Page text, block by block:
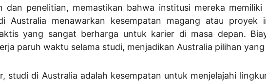
dan penelitian, memastikan bahwa institusi mereka
menawarkan kesempatan magang atau proyek
yang sangat berharga untuk karier di masa depan.
paruh waktu selama studi, menjadikan Australia pilihan
studi di Australia adalah kesempatan untuk menjelajahi